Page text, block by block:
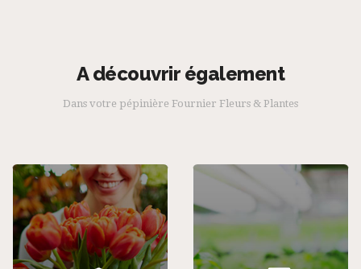
A découvrir également
Dans votre pépinière Fournier Fleurs & Plantes